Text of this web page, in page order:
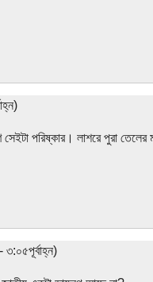
পরিষ্কার। লাশরে পুরা তেলের